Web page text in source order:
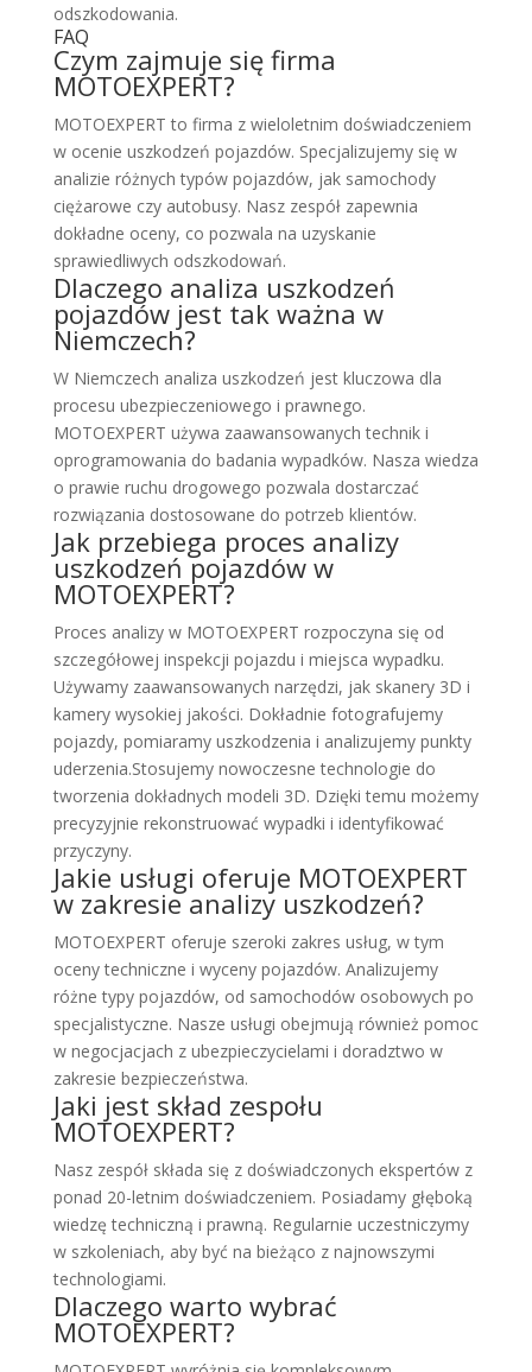
odszkodowania.
FAQ
Czym zajmuje się firma
MOTOEXPERT?
MOTOEXPERT to firma z wieloletnim doświadczeniem
w ocenie uszkodzeń pojazdów. Specjalizujemy się w
analizie różnych typów pojazdów, jak samochody
ciężarowe czy autobusy. Nasz zespół zapewnia
dokładne oceny, co pozwala na uzyskanie
sprawiedliwych odszkodowań.
Dlaczego analiza uszkodzeń
pojazdów jest tak ważna w
Niemczech?
W Niemczech analiza uszkodzeń jest kluczowa dla
procesu ubezpieczeniowego i prawnego.
MOTOEXPERT używa zaawansowanych technik i
oprogramowania do badania wypadków. Nasza wiedza
o prawie ruchu drogowego pozwala dostarczać
rozwiązania dostosowane do potrzeb klientów.
Jak przebiega proces analizy
uszkodzeń pojazdów w
MOTOEXPERT?
Proces analizy w MOTOEXPERT rozpoczyna się od
szczegółowej inspekcji pojazdu i miejsca wypadku.
Używamy zaawansowanych narzędzi, jak skanery 3D i
kamery wysokiej jakości. Dokładnie fotografujemy
pojazdy, pomiaramy uszkodzenia i analizujemy punkty
uderzenia.Stosujemy nowoczesne technologie do
tworzenia dokładnych modeli 3D. Dzięki temu możemy
precyzyjnie rekonstruować wypadki i identyfikować
przyczyny.
Jakie usługi oferuje MOTOEXPERT
w zakresie analizy uszkodzeń?
MOTOEXPERT oferuje szeroki zakres usług, w tym
oceny techniczne i wyceny pojazdów. Analizujemy
różne typy pojazdów, od samochodów osobowych po
specjalistyczne. Nasze usługi obejmują również pomoc
w negocjacjach z ubezpieczycielami i doradztwo w
zakresie bezpieczeństwa.
Jaki jest skład zespołu
MOTOEXPERT?
Nasz zespół składa się z doświadczonych ekspertów z
ponad 20-letnim doświadczeniem. Posiadamy głęboką
wiedzę techniczną i prawną. Regularnie uczestniczymy
w szkoleniach, aby być na bieżąco z najnowszymi
technologiami.
Dlaczego warto wybrać
MOTOEXPERT?